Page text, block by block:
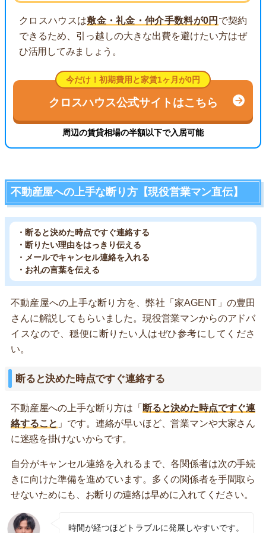
クロスハウスは敷金・礼金・仲介手数料が0円 で契約
できるため、引っ越しの大きな出費を避けたい方はぜ
ひ活用してみましょう。
今だけ！初期費用と家賃1ヶ月が0円
クロスハウス公式サイトはこちら
周辺の賃貸相場の半額以下で入居可能
不動産屋への上手な断り方【現役営業マン直伝】
・断ると決めた時点ですぐ連絡する
・断りたい理由をはっきり伝える
・メールでキャンセル連絡を入れる
・お礼の言葉を伝える
不動産屋への上手な断り方を、弊社「家AGENT」の豊田
さんに解説してもらいました。現役営業マンからのアドバ
イスなので、穏便に断りたい人はぜひ参考にしてくださ
い。
断ると決めた時点ですぐ連絡する
不動産屋への上手な断り方は「 断ると決めた時点ですぐ連
絡すること 」です。連絡が早いほど、営業マンや大家さん
に迷惑を掛けないからです。
自分がキャンセル連絡を入れるまで、各関係者は次の手続
きに向けた準備を進めています。多くの関係者を手間取ら
せないためにも、お断りの連絡は早めに入れてください。
時間が経つほどトラブルに発展しやすいです。